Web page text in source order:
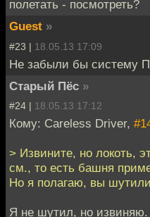
полетать - посмотреть?
Guest »
#23 | 18.05.13 17:09
Не забыли бы систему
Старый Пёс »
#24 | 18.05.13 17:12
Кому: Careless Driver,
> Извините, но локоть,
см., то есть башня
Но я полагаю, вы
Я не шутил, но